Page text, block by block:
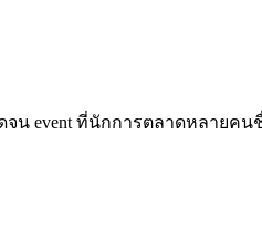
ที่นักการตลาดหลายคนชื่น